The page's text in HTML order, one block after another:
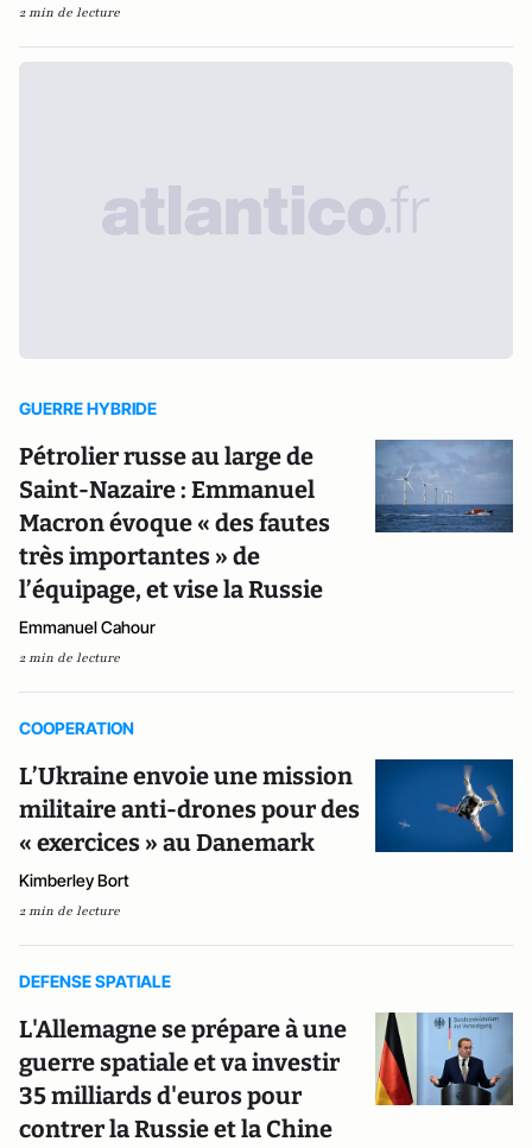
2 min de lecture
GUERRE HYBRIDE
Pétrolier russe au large de
Saint-Nazaire : Emmanuel
Macron évoque « des fautes
très importantes » de
l’équipage, et vise la Russie
Emmanuel Cahour
2 min de lecture
COOPERATION
L’Ukraine envoie une mission
militaire anti-drones pour des
« exercices » au Danemark
Kimberley Bort
2 min de lecture
DEFENSE SPATIALE
L'Allemagne se prépare à une
guerre spatiale et va investir
35 milliards d'euros pour
contrer la Russie et la Chine